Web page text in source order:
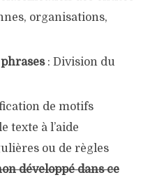
organisations,
: Division du
de motifs
texte à l’aide
ou de règles
développé dans ce